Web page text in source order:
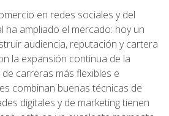
en redes sociales y del
ha ampliado el mercado: hoy un
audiencia, reputación y cartera
la expansión continua de la
carreras más flexibles e
combinan buenas técnicas de
digitales y de marketing tienen